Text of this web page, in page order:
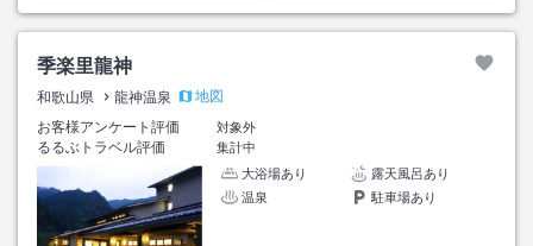
季楽里龍神
和歌山県 龍神温泉
地図
お客様アンケート評価
対象外
るるぶトラベル評価
集計中
大浴場あり
露天風呂あり
温泉
駐車場あり